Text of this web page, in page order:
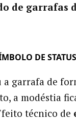
de garrafas
DE STATUS
a garrafa de
a modéstia
técnico de